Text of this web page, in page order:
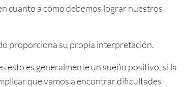
cuanto a cómo debemos lograr nuestros
proporciona su propia interpretación.
esto es generalmente un sueño positivo, si la
que vamos a encontrar dificultades